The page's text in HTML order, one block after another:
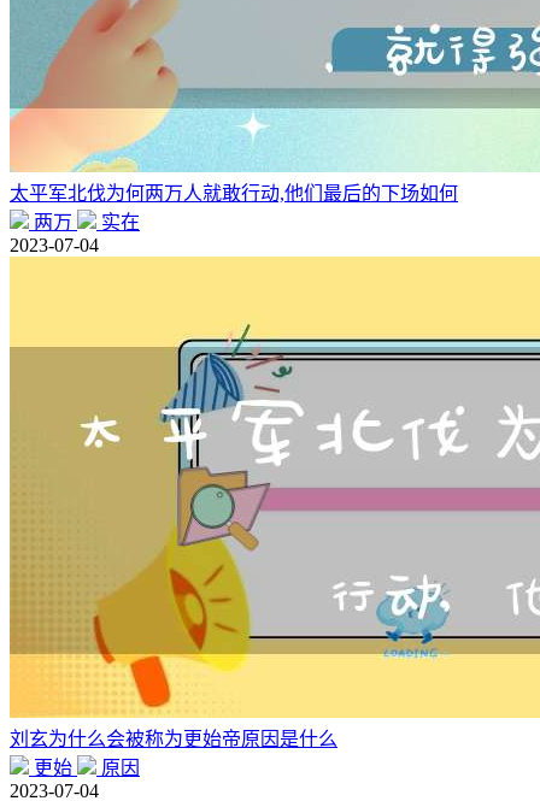
太平军北伐为何两万人就敢行动,他们最后的下场如何
两万
实在
2023-07-04
刘玄为什么会被称为更始帝原因是什么
更始
原因
2023-07-04